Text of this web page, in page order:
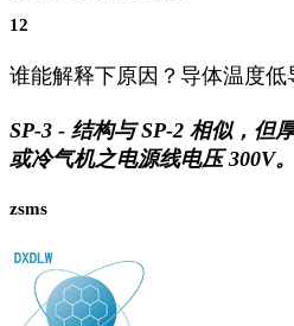
12
谁能解释下原因？导体温度低
SP-3 - 结构与 SP-2 相似，但
或冷气机之电源线电压 300V。
zsms